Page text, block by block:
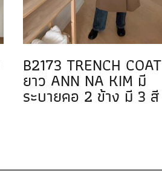
B2173 TRENCH COAT
ยาว ANN NA KIM มี
ระบายคอ 2 ข้าง มี 3 สี